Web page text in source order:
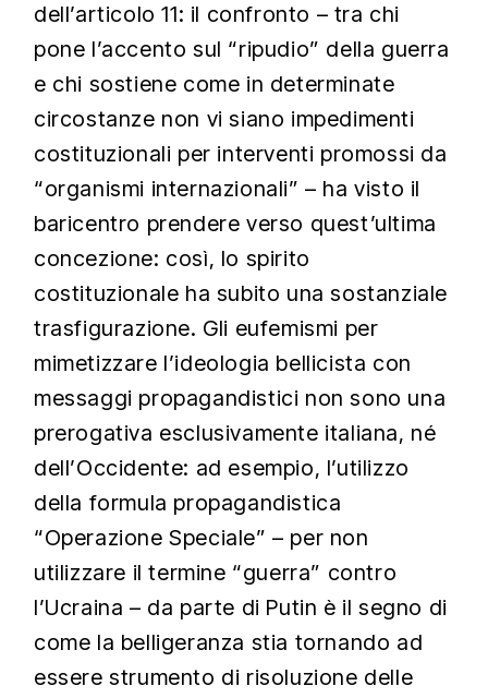
dell’articolo 11: il confronto – tra chi
pone l’accento sul “ripudio” della guerra
e chi sostiene come in determinate
circostanze non vi siano impedimenti
costituzionali per interventi promossi da
“organismi internazionali” – ha visto il
baricentro prendere verso quest’ultima
concezione: così, lo spirito
costituzionale ha subito una sostanziale
trasfigurazione. Gli eufemismi per
mimetizzare l’ideologia bellicista con
messaggi propagandistici non sono una
prerogativa esclusivamente italiana, né
dell’Occidente: ad esempio, l’utilizzo
della formula propagandistica
“Operazione Speciale” – per non
utilizzare il termine “guerra” contro
l’Ucraina – da parte di Putin è il segno di
come la belligeranza stia tornando ad
essere strumento di risoluzione delle